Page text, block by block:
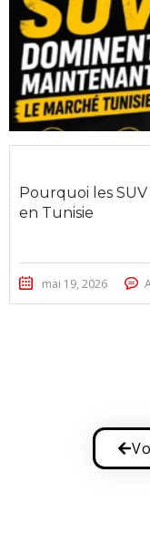
Pourquoi les
en Tunisie
mai 19, 2026